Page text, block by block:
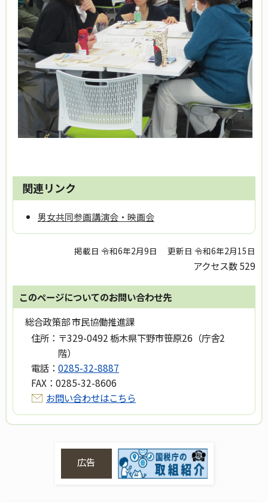
関連リンク
男女共同参画講演会・映画会
掲載日 令和6年2月9日 更新日 令和6年2月15日
アクセス数529
このページについてのお問い合わせ先
総合政策部 市民協働推進課
住所： 〒329-0492 栃木県下野市笹原26（庁舎2
階）
電話： 0285-32-8887
FAX： 0285-32-8606
お問い合わせはこちら
広告